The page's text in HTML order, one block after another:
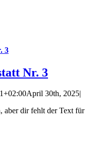
3
Nr. 3
April 30th, 2025|
aber dir fehlt der Text für